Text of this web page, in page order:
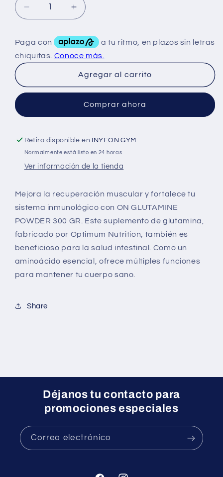
Reducir
cantidad
ON
Glutamina
300Grs
Aumentar
cantidad
para
ON
Glutamina
300Grs
Agregar al carrito
Comprar ahora
Retiro disponible en INYEON GYM
Normalmente está listo en 24 horas
Ver información de la tienda
Mejora la recuperación muscular y fortalece tu
sistema inmunológico con ON GLUTAMINE
POWDER 300 GR. Este suplemento de glutamina,
fabricado por Optimum Nutrition, también es
beneficioso para la salud intestinal. Como un
aminoácido esencial, ofrece múltiples funciones
para mantener tu cuerpo sano.
Share
Déjanos tu contacto para
promociones especiales
Correo electrónico